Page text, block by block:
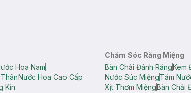
Hoa Nam
Nước Hoa Cao Cấp
Kín
Chăm Sóc Răng Miệng
Bàn Chải Đánh RăngKem
Nước Súc MiệngTăm
Xịt Thơm MiệngBàn Chải